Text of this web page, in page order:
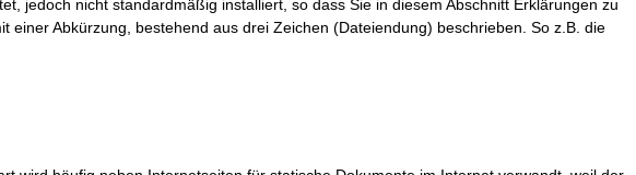
jedoch nicht standardmäßig installiert, so dass Sie in diesem Abschnitt Erklärungen zu
Abkürzung, bestehend aus drei Zeichen (Dateiendung) beschrieben. So z.B. die